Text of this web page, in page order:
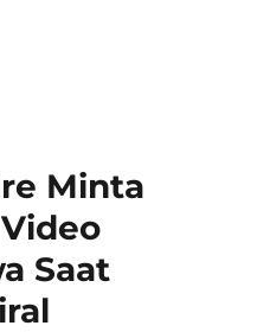
Minta
Saat